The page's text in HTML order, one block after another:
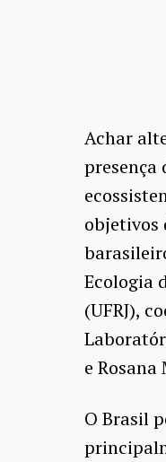
Achar
presença
objetivos
Ecologia
(UFRJ),
e
O Brasil